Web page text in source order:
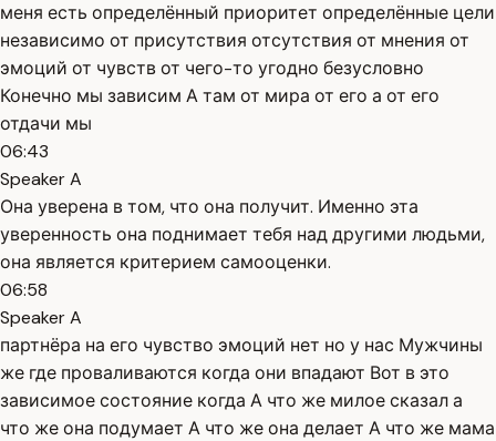
меня есть определённый приоритет определённые цели
независимо от присутствия отсутствия от мнения от
эмоций от чувств от чего-то угодно безусловно
Конечно мы зависим А там от мира от его а от его
отдачи мы
06:43
Speaker A
Она уверена в том, что она получит. Именно эта
уверенность она поднимает тебя над другими людьми,
она является критерием самооценки.
06:58
Speaker A
партнёра на его чувство эмоций нет но у нас Мужчины
же где проваливаются когда они впадают Вот в это
зависимое состояние когда А что же милое сказал а
что же она подумает А что же она делает А что же мама